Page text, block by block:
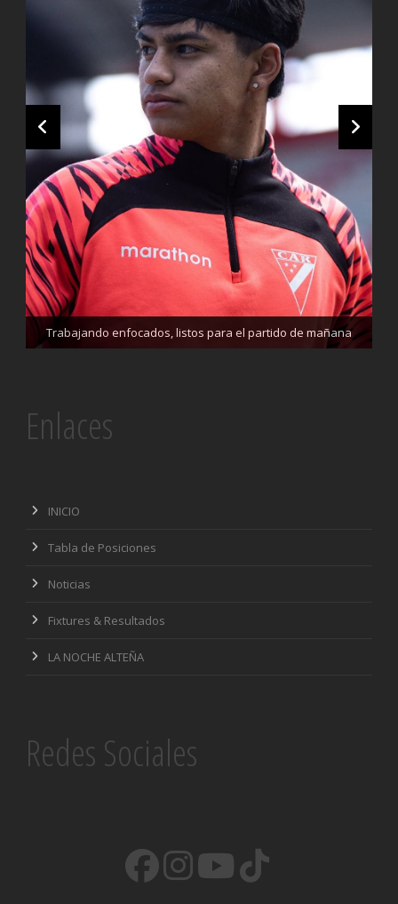
Siempre enfocados el trabajo no para
Trabajando enfocados, listos para el partido de mañana
Enlaces
INICIO
Tabla de Posiciones
Noticias
Fixtures & Resultados
LA NOCHE ALTEÑA
Redes Sociales